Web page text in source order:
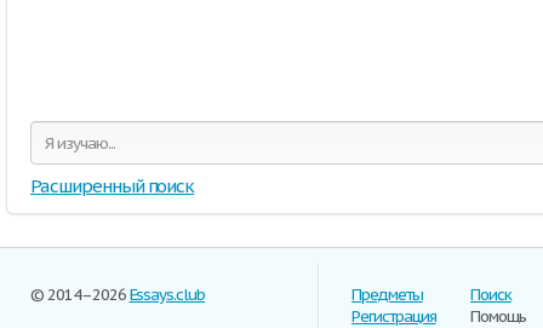
Расширенный поиск
© 2014–2026Essays.club
Предметы
Регистрация
Поиск
Помощь